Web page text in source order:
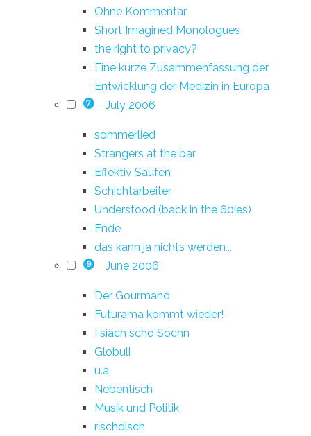
Ohne Kommentar
Short Imagined Monologues
the right to privacy?
Eine kurze Zusammenfassung der
Entwicklung der Medizin in Europa
7 July 2006
sommerlied
Strangers at the bar
Effektiv Saufen
Schichtarbeiter
Understood (back in the 60ies)
Ende
das kann ja nichts werden...
9 June 2006
Der Gourmand
Futurama kommt wieder!
I siach scho Sochn
Globuli
u.a.
Nebentisch
Musik und Politik
rischdisch